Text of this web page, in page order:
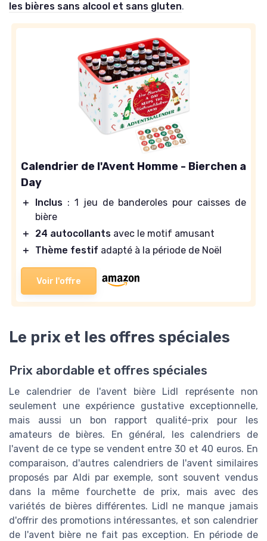
les bières sans alcool et sans gluten.
Calendrier de l'Avent Homme - Bierchen a
Day
＋ Inclus : 1 jeu de banderoles pour caisses de
bière
＋
24 autocollants avec le motif amusant
＋
Thème festif adapté à la période de Noël
Voir l'offre
Le prix et les offres spéciales
Prix abordable et offres spéciales
Le calendrier de l'avent bière Lidl représente non
seulement une expérience gustative exceptionnelle,
mais aussi un bon rapport qualité-prix pour les
amateurs de bières. En général, les calendriers de
l'avent de ce type se vendent entre 30 et 40 euros. En
comparaison, d'autres calendriers de l'avent similaires
proposés par Aldi par exemple, sont souvent vendus
dans la même fourchette de prix, mais avec des
variétés de bières différentes. Lidl ne manque jamais
d'offrir des promotions intéressantes, et son calendrier
de l'avent bière ne fait pas exception. En période de